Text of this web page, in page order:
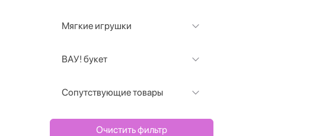
Мягкие игрушки
ВАУ! букет
Сопутствующие товары
Очистить фильтр